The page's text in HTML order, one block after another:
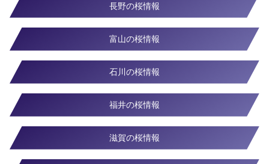
長野の桜情報
富山の桜情報
石川の桜情報
福井の桜情報
滋賀の桜情報